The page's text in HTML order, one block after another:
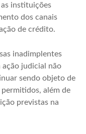
instituições
dos canais
de crédito.
inadimplentes
ação judicial não
sendo objeto de
além de
previstas na